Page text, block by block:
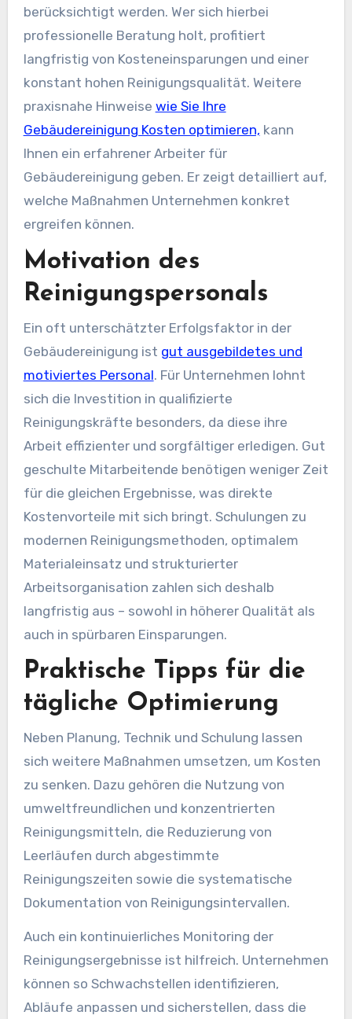
berücksichtigt werden. Wer sich hierbei
professionelle Beratung holt, profitiert
langfristig von Kosteneinsparungen und einer
konstant hohen Reinigungsqualität. Weitere
praxisnahe Hinweise wie Sie Ihre
Gebäudereinigung Kosten optimieren, kann
Ihnen ein erfahrener Arbeiter für
Gebäudereinigung geben. Er zeigt detailliert auf,
welche Maßnahmen Unternehmen konkret
ergreifen können.
Motivation des
Reinigungspersonals
Ein oft unterschätzter Erfolgsfaktor in der
Gebäudereinigung ist gut ausgebildetes und
motiviertes Personal. Für Unternehmen lohnt
sich die Investition in qualifizierte
Reinigungskräfte besonders, da diese ihre
Arbeit effizienter und sorgfältiger erledigen. Gut
geschulte Mitarbeitende benötigen weniger Zeit
für die gleichen Ergebnisse, was direkte
Kostenvorteile mit sich bringt. Schulungen zu
modernen Reinigungsmethoden, optimalem
Materialeinsatz und strukturierter
Arbeitsorganisation zahlen sich deshalb
langfristig aus – sowohl in höherer Qualität als
auch in spürbaren Einsparungen.
Praktische Tipps für die
tägliche Optimierung
Neben Planung, Technik und Schulung lassen
sich weitere Maßnahmen umsetzen, um Kosten
zu senken. Dazu gehören die Nutzung von
umweltfreundlichen und konzentrierten
Reinigungsmitteln, die Reduzierung von
Leerläufen durch abgestimmte
Reinigungszeiten sowie die systematische
Dokumentation von Reinigungsintervallen.
Auch ein kontinuierliches Monitoring der
Reinigungsergebnisse ist hilfreich. Unternehmen
können so Schwachstellen identifizieren,
Abläufe anpassen und sicherstellen, dass die